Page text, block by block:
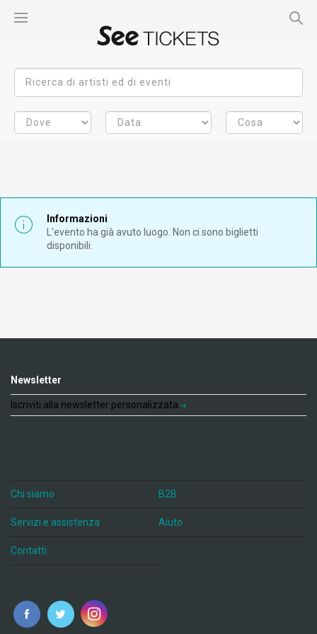
Informazioni
L'evento ha già avuto luogo. Non ci sono biglietti
disponibili.
Newsletter
Iscriviti alla newsletter personalizzata
Chi siamo B2B
Servizi e assistenza Aiuto
Contatti